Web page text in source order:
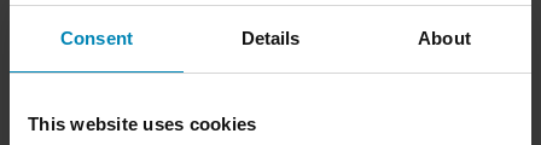
Consent Details About
This website uses cookies